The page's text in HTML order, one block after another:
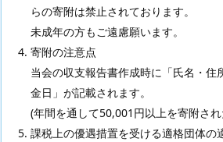
らの寄附は禁止されております。
未成年の方もご遠慮願います。
寄附の注意点
当会の収支報告書作成時に「氏名・住
金日」が記載されます。
(年間を通して50,001円以上を寄附さ
課税上の優遇措置を受ける適格団体の